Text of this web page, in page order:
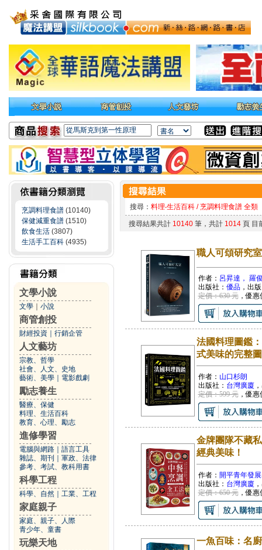
烹調料理食譜 (10140)
保健減重食譜 (1510)
飲食生活 (3807)
生活手工百科 (4935)
文學小說
文學 小說
商管創投
財經投資 行銷企管
人文藝坊
宗教、哲學
社會、人文、史地
藝術、美學
電影戲劇
勵志養生
醫療、保健
料理、生活百科
教育、心理、勵志
進修學習
電腦與網路
語言工具
雜誌、期刊
軍政、法律
參考、考試、教科用書
科學工程
科學、自然 工業、工程
家庭親子
家庭、親子、人際
青少年、童書
玩樂天地
搜尋： 料理‧生活百科 / 烹調料理食譜 全類
搜尋結果共計 10140筆，共計 1014頁 目
職人可頌研究
作者： 呂昇達， 羅
出版社： 優品，出
定價：630 元，優惠
法國料理圖鑑
式美味的完整
作者： 山口杉朗
出版社： 台灣廣廈
定價：599 元，優惠
金牌團隊不藏
經典美味！
作者： 開平青年發
出版社： 台灣廣廈
定價：650 元，優惠
一魚百味：名